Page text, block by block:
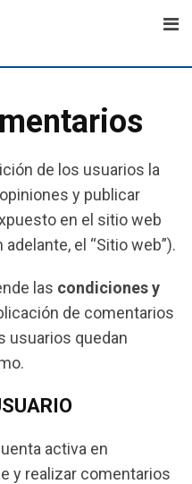
de los usuarios la
y publicar
en el sitio web
adelante, el “Sitio web”).
las condiciones y
de comentarios
usuarios quedan
activa en
y realizar comentarios